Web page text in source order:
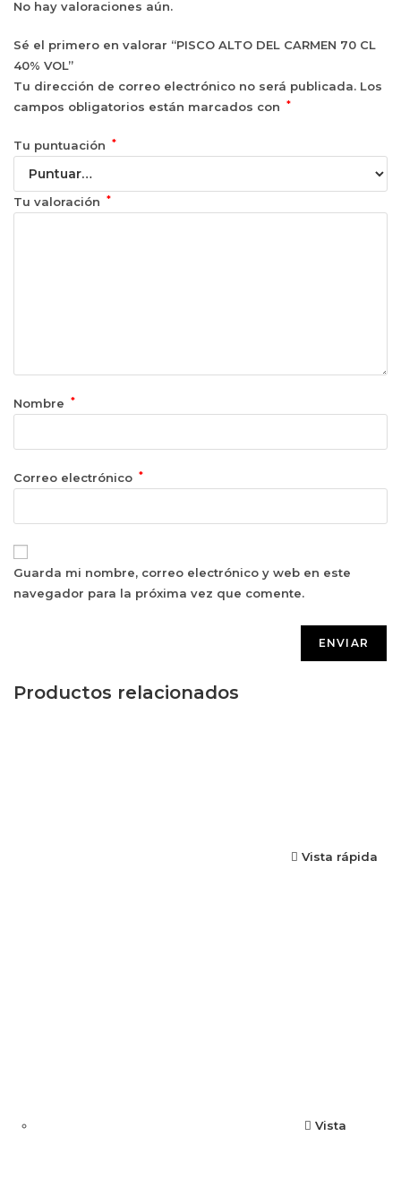
No hay valoraciones aún.
Sé el primero en valorar “PISCO ALTO DEL CARMEN 70 CL
40% VOL”
Tu dirección de correo electrónico no será publicada. Los
campos obligatorios están marcados con
*
Tu puntuación *
Tu valoración *
Nombre *
Correo electrónico *
Guarda mi nombre, correo electrónico y web en este
navegador para la próxima vez que comente.
Productos relacionados
Vista rápida
Vista